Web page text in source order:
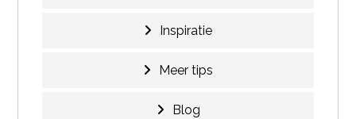
Inspiratie
Meer tips
Blog